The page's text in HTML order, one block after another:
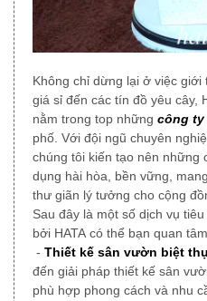
Không chỉ dừng lại ở việc giới
giá sỉ đến các tín đồ yêu cây,
nằm trong top những công ty
phố. Với đội ngũ chuyên
chúng tôi kiến tạo nên những
dụng hài hòa, bền vững,
thư giãn lý tưởng cho cộng
Sau đây là một số dịch vụ
bởi HATA có thể bạn quan
- Thiết kế sân vườn biệt
đến giải pháp thiết kế sân
phù hợp phong cách và nhu